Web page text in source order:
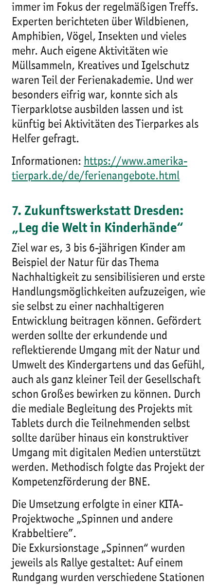
immer im Fokus der regelmäßigen Treffs.
Experten berichteten über Wildbienen,
Amphibien, Vögel, Insekten und vieles
mehr. Auch eigene Aktivitäten wie
Müllsammeln, Kreatives und Igelschutz
waren Teil der Ferienakademie. Und wer
besonders eifrig war, konnte sich als
Tierparklotse ausbilden lassen und ist
künftig bei Aktivitäten des Tierparkes als
Helfer gefragt.
Informationen: https://www.amerika-
tierpark.de/de/ferienangebote.html
7. Zukunftswerkstatt Dresden:
„Leg die Welt in Kinderhände“
Ziel war es, 3 bis 6-jährigen Kinder am
Beispiel der Natur für das Thema
Nachhaltigkeit zu sensibilisieren und erste
Handlungsmöglichkeiten aufzuzeigen, wie
sie selbst zu einer nachhaltigeren
Entwicklung beitragen können. Gefördert
werden sollte der erkundende und
reflektierende Umgang mit der Natur und
Umwelt des Kindergartens und das Gefühl,
auch als ganz kleiner Teil der Gesellschaft
schon Großes bewirken zu können. Durch
die mediale Begleitung des Projekts mit
Tablets durch die Teilnehmenden selbst
sollte darüber hinaus ein konstruktiver
Umgang mit digitalen Medien unterstützt
werden. Methodisch folgte das Projekt der
Kompetenzförderung der BNE.
Die Umsetzung erfolgte in einer KITA-
Projektwoche „Spinnen und andere
Krabbeltiere”.
Die Exkursionstage „Spinnen“ wurden
jeweils als Rallye gestaltet: Auf einem
Rundgang wurden verschiedene Stationen